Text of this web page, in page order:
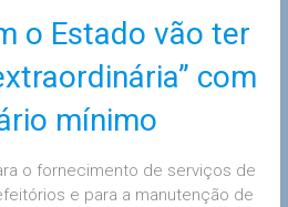
o Estado vão ter
com
mínimo
o fornecimento de serviços de
e para a manutenção de